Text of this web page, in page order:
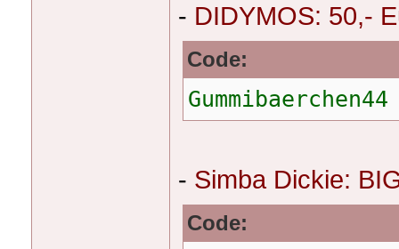
- DIDYMOS: 50,-
Code:
Gummibaerchen44
- Simba Dickie:
Code: